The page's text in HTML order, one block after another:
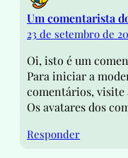
Um comentarista
23 de setembro de
Oi, isto é um
Para iniciar a
comentários, visite
Os avatares dos
Responder